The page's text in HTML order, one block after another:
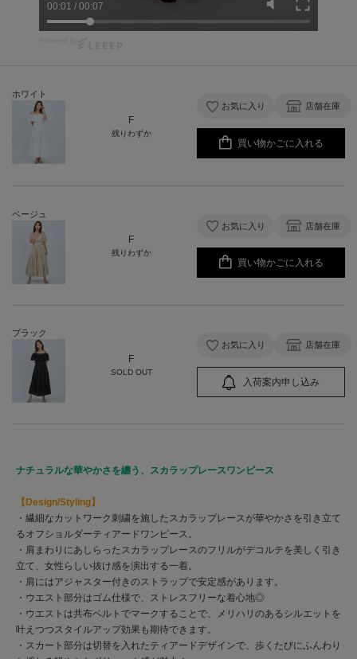
00:01 / 00:07
ホワイト
F
残りわずか
お気に入り 店舗在庫
買い物かごに入れる
ベージュ
F
残りわずか
お気に入り 店舗在庫
買い物かごに入れる
ブラック
F
SOLD OUT
お気に入り 店舗在庫
入荷案内申し込み
ナチュラルな華やかさを纏う、スカラップレースワンピース
【Design/Styling】
・繊細なカットワーク刺繍を施したスカラップレースが華やかさを引き立て
るオフショルダーティアードワンピース。
・肩まわりにあしらったスカラップレースのフリルがデコルテを美しく引き
立て、女性らしい抜け感を演出する一着。
・肩にはアジャスター付きのストラップで安定感があります。
・ウエスト部分はゴム仕様で、ストレスフリーな着心地◎
・ウエストは共布ベルトでマークすることで、メリハリのあるシルエットを
叶えつつスタイルアップ効果も期待できます。
・スカート部分は切替を入れたティアードデザインで、歩くたびにふんわり